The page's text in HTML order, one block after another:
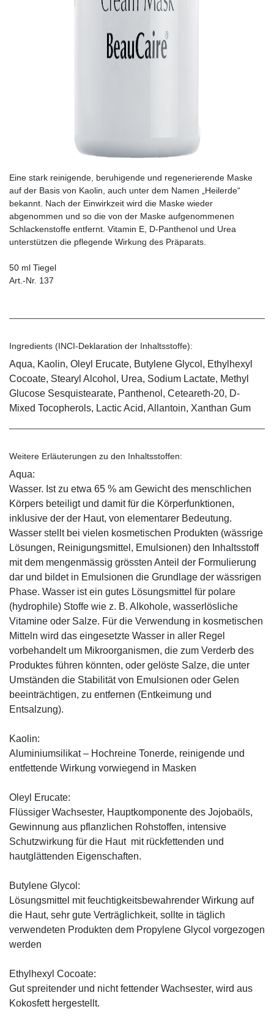
Eine stark reinigende, beruhigende und regenerierende Maske
auf der Basis von Kaolin, auch unter dem Namen „Heilerde“
bekannt. Nach der Einwirkzeit wird die Maske wieder
abgenommen und so die von der Maske aufgenommenen
Schlackenstoffe entfernt. Vitamin E, D-Panthenol und Urea
unterstützen die pflegende Wirkung des Präparats.
50 ml Tiegel
Art.-Nr. 137
Ingredients (INCI-Deklaration der Inhaltsstoffe):
Aqua, Kaolin, Oleyl Erucate, Butylene Glycol, Ethylhexyl
Cocoate, Stearyl Alcohol, Urea, Sodium Lactate, Methyl
Glucose Sesquistearate, Panthenol, Ceteareth-20, D-
Mixed Tocopherols, Lactic Acid, Allantoin, Xanthan Gum
Weitere Erläuterungen zu den Inhaltsstoffen:
Aqua:
Wasser. Ist zu etwa 65 % am Gewicht des menschlichen
Körpers beteiligt und damit für die Körperfunktionen,
inklusive der der Haut, von elementarer Bedeutung.
Wasser stellt bei vielen kosmetischen Produkten (wässrige
Lösungen, Reinigungsmittel, Emulsionen) den Inhaltsstoff
mit dem mengenmässig grössten Anteil der Formulierung
dar und bildet in Emulsionen die Grundlage der wässrigen
Phase. Wasser ist ein gutes Lösungsmittel für polare
(hydrophile) Stoffe wie z. B. Alkohole, wasserlösliche
Vitamine oder Salze. Für die Verwendung in kosmetischen
Mitteln wird das eingesetzte Wasser in aller Regel
vorbehandelt um Mikroorganismen, die zum Verderb des
Produktes führen könnten, oder gelöste Salze, die unter
Umständen die Stabilität von Emulsionen oder Gelen
beeinträchtigen, zu entfernen (Entkeimung und
Entsalzung).
Kaolin:
Aluminiumsilikat – Hochreine Tonerde, reinigende und
entfettende Wirkung vorwiegend in Masken
Oleyl Erucate:
Flüssiger Wachsester, Hauptkomponente des Jojobaöls,
Gewinnung aus pflanzlichen Rohstoffen, intensive
Schutzwirkung für die Haut mit rückfettenden und
hautglättenden Eigenschaften.
Butylene Glycol:
Lösungsmittel mit feuchtigkeitsbewahrender Wirkung auf
die Haut, sehr gute Verträglichkeit, sollte in täglich
verwendeten Produkten dem Propylene Glycol vorgezogen
werden
Ethylhexyl Cocoate:
Gut spreitender und nicht fettender Wachsester, wird aus
Kokosfett hergestellt.